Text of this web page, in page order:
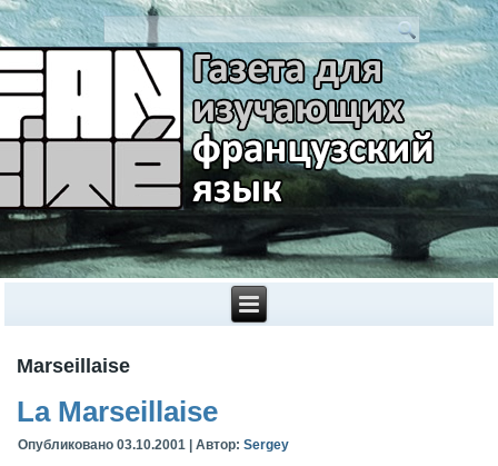
Marseillaise
La Marseillaise
Опубликовано 03.10.2001 |Автор: Sergey